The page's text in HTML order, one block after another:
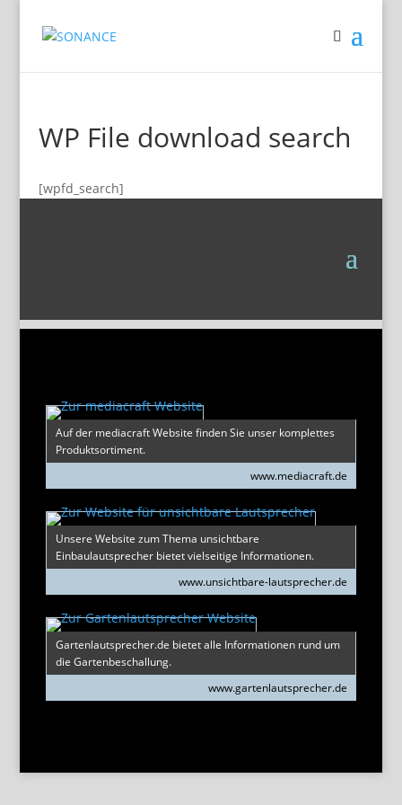
WP File download search
[wpfd_search]
Auf der mediacraft Website finden Sie unser komplettes
Produktsortiment.
www.mediacraft.de
Unsere Website zum Thema unsichtbare
Einbaulautsprecher bietet vielseitige Informationen.
www.unsichtbare-lautsprecher.de
Gartenlautsprecher.de bietet alle Informationen rund um
die Gartenbeschallung.
www.gartenlautsprecher.de